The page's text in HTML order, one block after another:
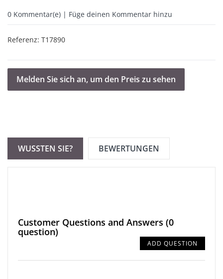
0 Kommentar(e) | Füge deinen Kommentar hinzu
Referenz: T17890
Melden Sie sich an, um den Preis zu sehen
WUSSTEN SIE? BEWERTUNGEN
Customer Questions and Answers (0
question)
ADD QUESTION